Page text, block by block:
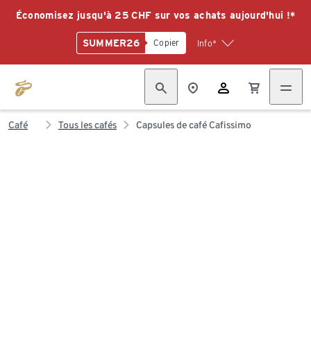
Économisez jusqu'à 25 CHF sur vos achats aujourd'hui !*
SUMMER26 Copier Info*
Café Tous les cafés Capsules de café Cafissimo